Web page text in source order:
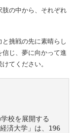
の中から、それぞれ
挑戦の先に素晴らし
じ、夢に向かって進
てください。
校を展開する
済大学」は、196